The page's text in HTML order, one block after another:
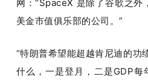
网：“SpaceX 是除了谷歌之外
美金市值俱乐部的公司。”
“特朗普希望能超越肯尼迪的功
什么，一是登月，二是GDP每